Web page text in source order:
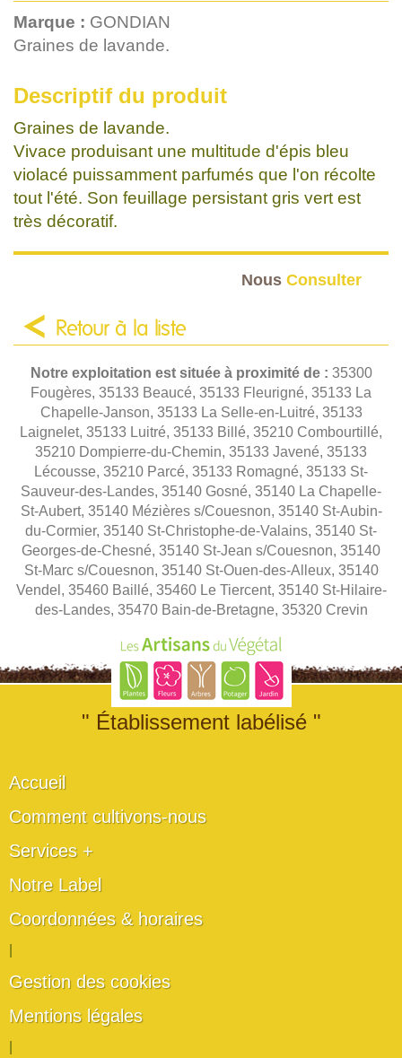
Marque : GONDIAN
Graines de lavande.
Descriptif du produit
Graines de lavande.
Vivace produisant une multitude d'épis bleu
violacé puissamment parfumés que l'on récolte
tout l'été. Son feuillage persistant gris vert est
très décoratif.
Nous Consulter
Retour à la liste
Notre exploitation est située à proximité de : 35300
Fougères, 35133 Beaucé, 35133 Fleurigné, 35133 La
Chapelle-Janson, 35133 La Selle-en-Luitré, 35133
Laignelet, 35133 Luitré, 35133 Billé, 35210 Combourtillé,
35210 Dompierre-du-Chemin, 35133 Javené, 35133
Lécousse, 35210 Parcé, 35133 Romagné, 35133 St-
Sauveur-des-Landes, 35140 Gosné, 35140 La Chapelle-
St-Aubert, 35140 Mézières s/Couesnon, 35140 St-Aubin-
du-Cormier, 35140 St-Christophe-de-Valains, 35140 St-
Georges-de-Chesné, 35140 St-Jean s/Couesnon, 35140
St-Marc s/Couesnon, 35140 St-Ouen-des-Alleux, 35140
Vendel, 35460 Baillé, 35460 Le Tiercent, 35140 St-Hilaire-
des-Landes, 35470 Bain-de-Bretagne, 35320 Crevin
" Établissement labélisé "
Accueil
Comment cultivons-nous
Services +
Notre Label
Coordonnées & horaires
Gestion des cookies
Mentions légales